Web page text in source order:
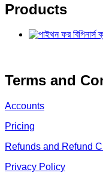
Products
Terms and
Accounts
Pricing
Refunds and Refund
Privacy Policy